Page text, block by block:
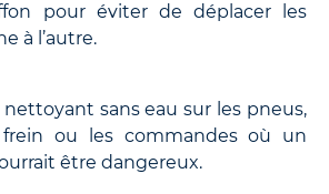
pour éviter de déplacer les
à l’autre.
nettoyant sans eau sur les pneus,
ou les commandes où un
être dangereux.